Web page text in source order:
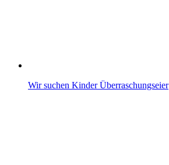
Wir suchen Kinder Überraschungseier